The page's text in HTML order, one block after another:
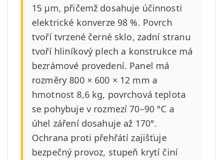
15 µm, přičemž dosahuje účinnosti
elektrické konverze 98 %. Povrch
tvoří tvrzené černé sklo, zadní stranu
tvoří hliníkový plech a konstrukce má
bezrámové provedení. Panel má
rozměry 800 × 600 × 12 mm a
hmotnost 8,6 kg, povrchová teplota
se pohybuje v rozmezí 70–90 °C a
úhel záření dosahuje až 170°.
Ochrana proti přehřátí zajišťuje
bezpečný provoz, stupeň krytí činí